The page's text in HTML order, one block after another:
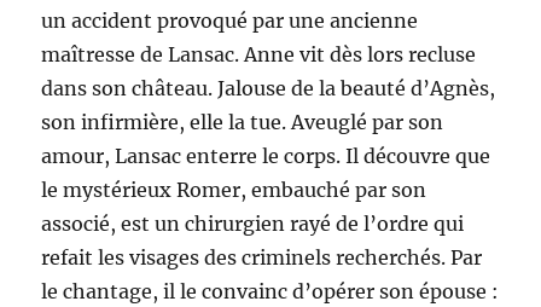
un accident provoqué par une ancienne
maîtresse de Lansac. Anne vit dès lors recluse
dans son château. Jalouse de la beauté d’Agnès,
son infirmière, elle la tue. Aveuglé par son
amour, Lansac enterre le corps. Il découvre que
le mystérieux Romer, embauché par son
associé, est un chirurgien rayé de l’ordre qui
refait les visages des criminels recherchés. Par
le chantage, il le convainc d’opérer son épouse :